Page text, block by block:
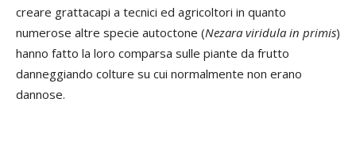
creare grattacapi a tecnici ed agricoltori in quanto
numerose altre specie autoctone (Nezara viridula in primis)
hanno fatto la loro comparsa sulle piante da frutto
danneggiando colture su cui normalmente non erano
dannose.